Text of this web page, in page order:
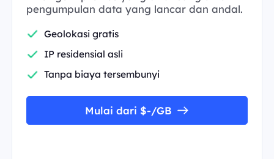
pengumpulan data yang lancar dan andal.
Geolokasi gratis
IP residensial asli
Tanpa biaya tersembunyi
Mulai dari $-/GB